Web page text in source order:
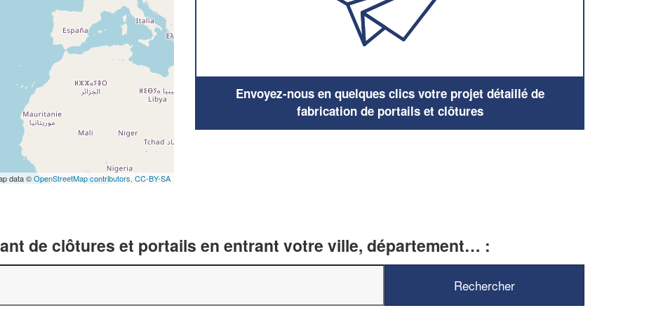
data ©OpenStreetMap contributors, CC-BY-SA
Envoyez-nous en quelques clics votre projet détaillé de
fabrication de portails et clôtures
de clôtures et portails en entrant votre ville, département… :